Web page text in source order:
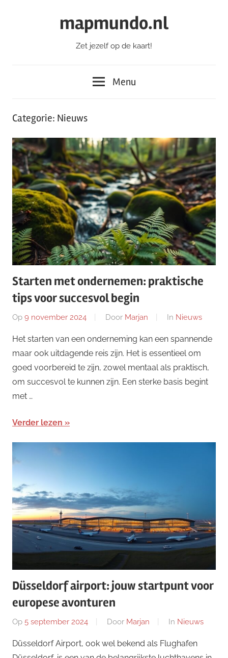
mapmundo.nl
Zet jezelf op de kaart!
Menu
Categorie: Nieuws
Starten met ondernemen: praktische
tips voor succesvol begin
Op 9 november 2024 Door Marjan In Nieuws
Het starten van een onderneming kan een spannende
maar ook uitdagende reis zijn. Het is essentieel om
goed voorbereid te zijn, zowel mentaal als praktisch,
om succesvol te kunnen zijn. Een sterke basis begint
met …
Verder lezen
Düsseldorf airport: jouw startpunt voor
europese avonturen
Op 5 september 2024 Door Marjan In Nieuws
Düsseldorf Airport, ook wel bekend als Flughafen